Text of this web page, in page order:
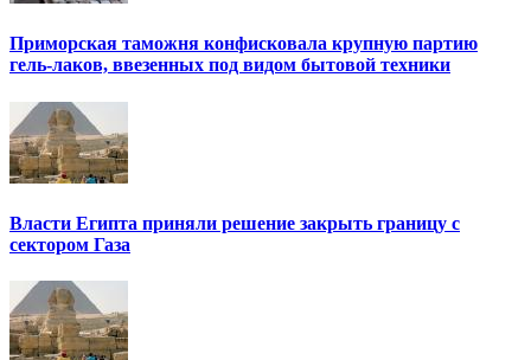
Приморская таможня конфисковала крупную партию
гель-лаков, ввезенных под видом бытовой техники
Власти Египта приняли решение закрыть границу с
сектором Газа